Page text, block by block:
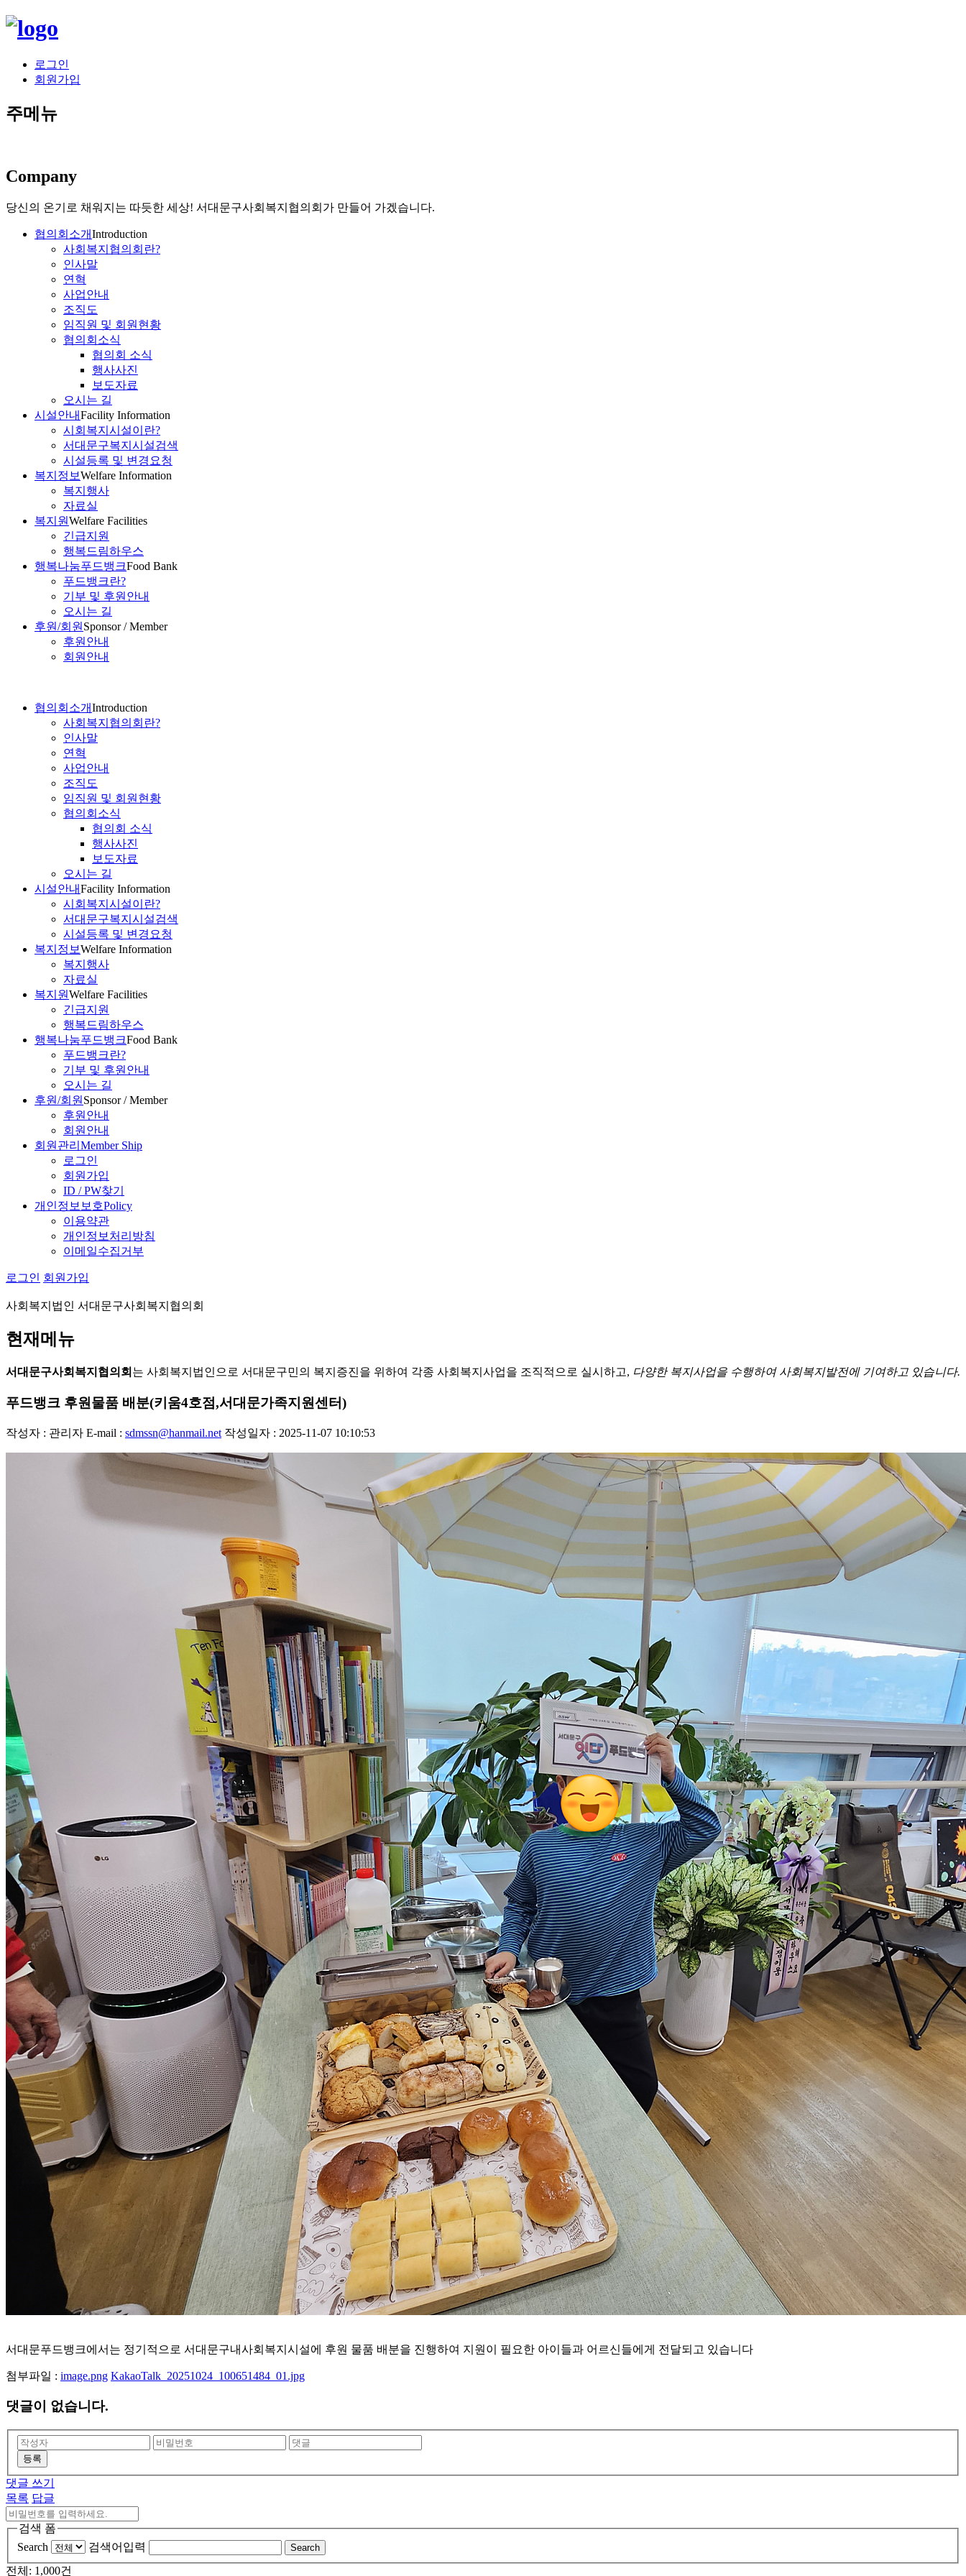
로그인
회원가입
주메뉴
Company
당신의 온기로 채워지는 따듯한 세상! 서대문구사회복지협의회가 만들어 가겠습니다.
협의회소개Introduction
사회복지협의회란?
인사말
연혁
사업안내
조직도
임직원 및 회원현황
협의회소식
협의회 소식
행사사진
보도자료
오시는 길
시설안내Facility Information
시회복지시설이란?
서대문구복지시설검색
시설등록 및 변경요청
복지정보Welfare Information
복지행사
자료실
복지원Welfare Facilities
긴급지원
행복드림하우스
행복나눔푸드뱅크Food Bank
푸드뱅크란?
기부 및 후원안내
오시는 길
후원/회원 Sponsor / Member
후원안내
회원안내
협의회소개Introduction
사회복지협의회란?
인사말
연혁
사업안내
조직도
임직원 및 회원현황
협의회소식
협의회 소식
행사사진
보도자료
오시는 길
시설안내Facility Information
시회복지시설이란?
서대문구복지시설검색
시설등록 및 변경요청
복지정보Welfare Information
복지행사
자료실
복지원Welfare Facilities
긴급지원
행복드림하우스
행복나눔푸드뱅크Food Bank
푸드뱅크란?
기부 및 후원안내
오시는 길
후원/회원 Sponsor / Member
후원안내
회원안내
회원관리 Member Ship
로그인
회원가입
ID / PW찾기
개인정보보호Policy
이용약관
개인정보처리방침
이메일수집거부
로그인 회원가입
사회복지법인 서대문구사회복지협의회
현재메뉴
서대문구사회복지협의회 는 사회복지법인으로 서대문구민의 복지증진을 위하여 각종 사회복지사업을 조직적으로 실시하고, 다양한 복지사업을 수행하여 사회복지발전에 기여하고 있습니다.
푸드뱅크 후원물품 배분(키움4호점,서대문가족지원센터)
작성자 : 관리자 E-mail : sdmssn@hanmail.net 작성일자 : 2025-11-07 10:10:53
서대문푸드뱅크에서는 정기적으로 서대문구내사회복지시설에 후원 물품 배분을 진행하여 지원이 필요한 아이들과 어르신들에게 전달되고 있습니다
첨부파일 : image.png KakaoTalk_20251024_100651484_01.jpg
댓글이 없습니다.
등록
댓글 쓰기
목록 답글
검색 폼
Search
검색어입력 Search
전체: 1,000건